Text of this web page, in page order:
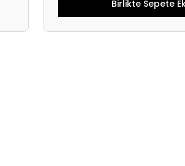
Birlikte Sepete